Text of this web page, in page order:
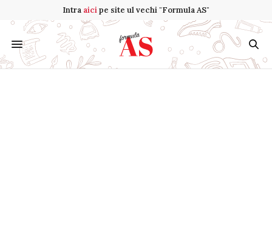
Intra aicipe site ul vechi "Formula AS"